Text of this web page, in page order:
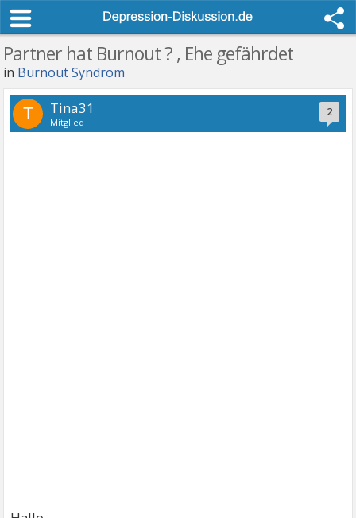
Partner hat Burnout ? , Ehe gefährdet
in Burnout Syndrom
2
T Tina31
Mitglied